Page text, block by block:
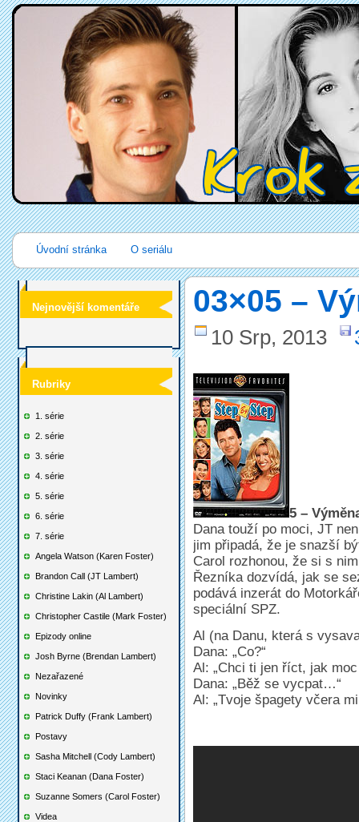
Úvodní stránka O seriálu
Nejnovější komentáře
Rubriky
1. série
2. série
3. série
4. série
5. série
6. série
7. série
Angela Watson (Karen Foster)
Brandon Call (JT Lambert)
Christine Lakin (Al Lambert)
Christopher Castile (Mark Foster)
Epizody online
Josh Byrne (Brendan Lambert)
Nezařazené
Novinky
Patrick Duffy (Frank Lambert)
Postavy
Sasha Mitchell (Cody Lambert)
Staci Keanan (Dana Foster)
Suzanne Somers (Carol Foster)
Videa
03×05 –
10 Srp, 2013
5 –
Dana touží po moci, JT
jim připadá, že je snazší
Carol rozhonou, že si s
Řezníka dozvídá, jak se
podává inzerát do
speciální SPZ.
Al (na Danu, která s
Dana: „Co?“
Al: „Chci ti jen říct, jak
Dana: „Běž se vycpat…“
Al: „Tvoje špagety včera